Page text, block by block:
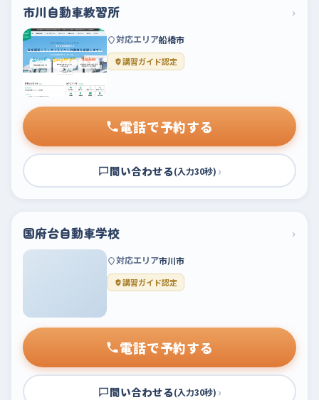
市川自動車教習所 ›
対応エリア船橋市
講習ガイド認定
電話で予約する
問い合わせる(入力30秒) ›
国府台自動車学校 ›
対応エリア市川市
講習ガイド認定
電話で予約する
問い合わせる(入力30秒) ›